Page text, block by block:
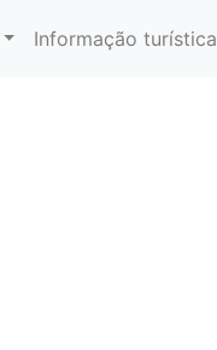
Informação turística